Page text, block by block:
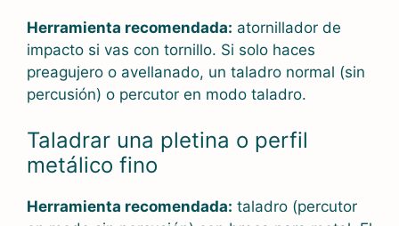
Herramienta recomendada: atornillador de
impacto si vas con tornillo. Si solo haces
preagujero o avellanado, un taladro normal (sin
percusión) o percutor en modo taladro.
Taladrar una pletina o perfil
metálico fino
Herramienta recomendada: taladro (percutor